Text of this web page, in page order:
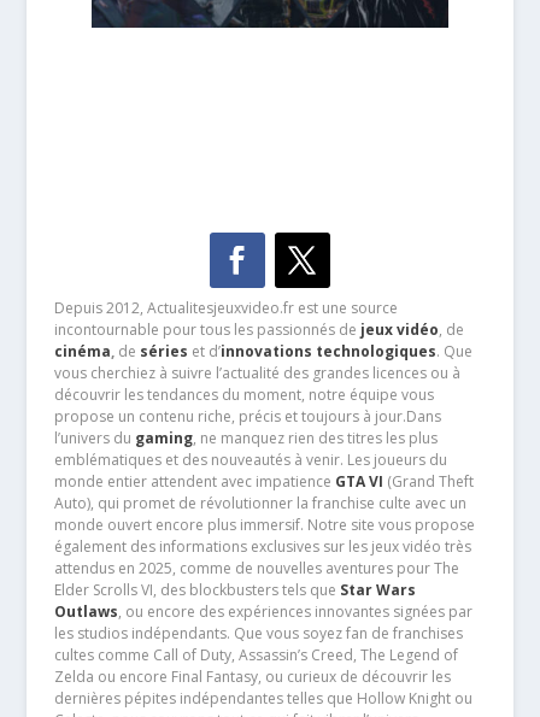
Depuis 2012, Actualitesjeuxvideo.fr est une source
incontournable pour tous les passionnés de jeux vidéo, de
cinéma,de séries et d’innovations technologiques. Que
vous cherchiez à suivre l’actualité des grandes licences ou à
découvrir les tendances du moment, notre équipe vous
propose un contenu riche, précis et toujours à jour.Dans
l’univers du gaming, ne manquez rien des titres les plus
emblématiques et des nouveautés à venir. Les joueurs du
monde entier attendent avec impatience GTA VI (Grand Theft
Auto), qui promet de révolutionner la franchise culte avec un
monde ouvert encore plus immersif. Notre site vous propose
également des informations exclusives sur les jeux vidéo très
attendus en 2025, comme de nouvelles aventures pour The
Elder Scrolls VI, des blockbusters tels que Star Wars
Outlaws, ou encore des expériences innovantes signées par
les studios indépendants. Que vous soyez fan de franchises
cultes comme Call of Duty, Assassin’s Creed, The Legend of
Zelda ou encore Final Fantasy, ou curieux de découvrir les
dernières pépites indépendantes telles que Hollow Knight ou